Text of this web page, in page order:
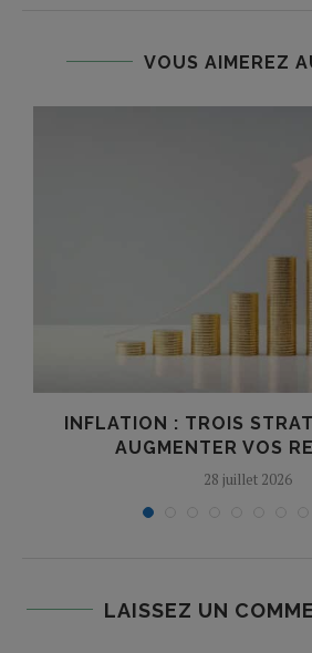
VOUS AIMEREZ
INFLATION : TROIS
AUGMENTER VOS
28 juillet 2026
LAISSEZ UN